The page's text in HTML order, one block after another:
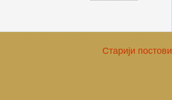
Старији постови